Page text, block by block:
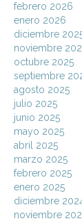
febrero 2026
enero 2026
diciembre
noviembre
octubre 2025
septiembre
agosto 2025
julio 2025
junio 2025
mayo 2025
abril 2025
marzo 2025
febrero 2025
enero 2025
diciembre
noviembre